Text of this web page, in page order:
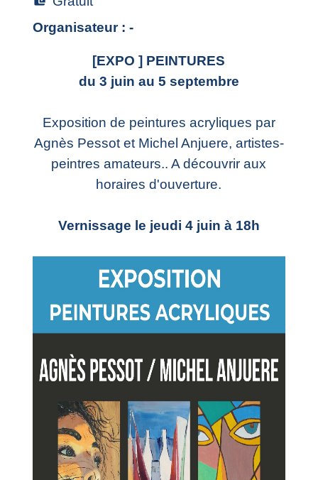
Organisateur : -
[EXPO ] PEINTURES
du 3 juin au 5 septembre
Exposition de peintures acryliques par
Agnès Pessot et Michel Anjuere, artistes-
peintres amateurs.. A découvrir aux
horaires d'ouverture.
Vernissage le jeudi 4 juin à 18h